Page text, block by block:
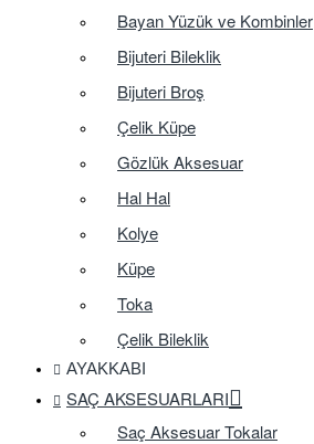
Bayan Yüzük ve Kombinler
Bijuteri Bileklik
Bijuteri Broş
Çelik Küpe
Gözlük Aksesuar
Hal Hal
Kolye
Küpe
Toka
Çelik Bileklik
AYAKKABI
SAÇ AKSESUARLARI
Saç Aksesuar Tokalar